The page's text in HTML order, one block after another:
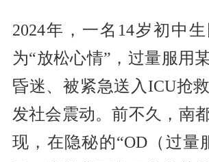
2024年，一名14岁初中
为“放松心情”，过量服用
昏迷、被紧急送入ICU抢
发社会震动。前不久，南
现，在隐秘的“OD（过量